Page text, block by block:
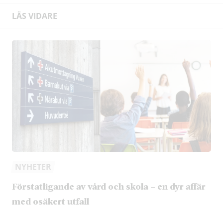
LÄS VIDARE
NYHETER
Förstatligande av vård och skola – en dyr affär
med osäkert utfall